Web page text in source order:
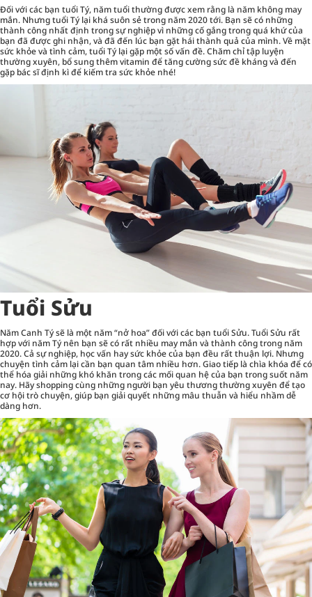
Đối với các bạn tuổi Tý, năm tuổi thường được xem rằng là năm không may
mắn. Nhưng tuổi Tý lại khá suôn sẻ trong năm 2020 tới. Bạn sẽ có những
thành công nhất định trong sự nghiệp vì những cố gắng trong quá khứ của
bạn đã được ghi nhận, và đã đến lúc bạn gặt hái thành quả của mình. Về mặt
sức khỏe và tình cảm, tuổi Tý lại gặp một số vấn đề. Chăm chỉ tập luyện
thường xuyên, bổ sung thêm vitamin để tăng cường sức đề kháng và đến
gặp bác sĩ định kì để kiếm tra sức khỏe nhé!
Tuổi Sửu
Năm Canh Tý sẽ là một năm “nở hoa” đối với các bạn tuổi Sửu. Tuổi Sửu rất
hợp với năm Tý nên bạn sẽ có rất nhiều may mắn và thành công trong năm
2020. Cả sự nghiệp, học vấn hay sức khỏe của bạn đều rất thuận lợi. Nhưng
chuyện tình cảm lại cần bạn quan tâm nhiều hơn. Giao tiếp là chìa khóa để có
thể hóa giải những khó khăn trong các mối quan hệ của bạn trong suốt năm
nay. Hãyshoppingcùng những người bạn yêu thương thường xuyên để tạo
cơ hội trò chuyện, giúp bạn giải quyết những mâu thuẫn và hiểu nhầm dễ
dàng hơn.